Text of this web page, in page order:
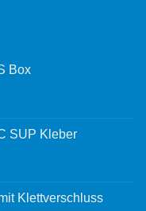
Box
SUP Kleber
Klettverschluss